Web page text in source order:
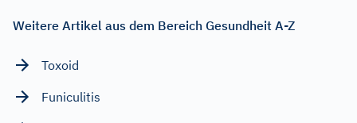
Weitere Artikel aus dem Bereich Gesundheit A-Z
Toxoid
Funiculitis